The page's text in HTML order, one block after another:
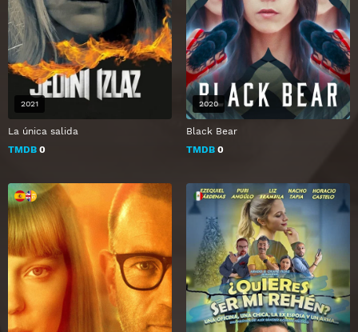
La única salida
TMDB 0
2021
Black Bear
TMDB 0
2020